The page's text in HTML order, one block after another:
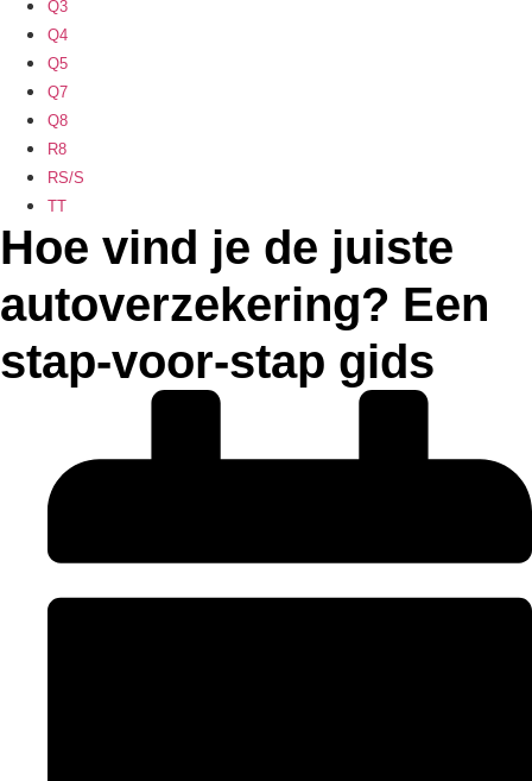
Q3
Q4
Q5
Q7
Q8
R8
RS/S
TT
Hoe vind je de juiste
autoverzekering? Een
stap-voor-stap gids